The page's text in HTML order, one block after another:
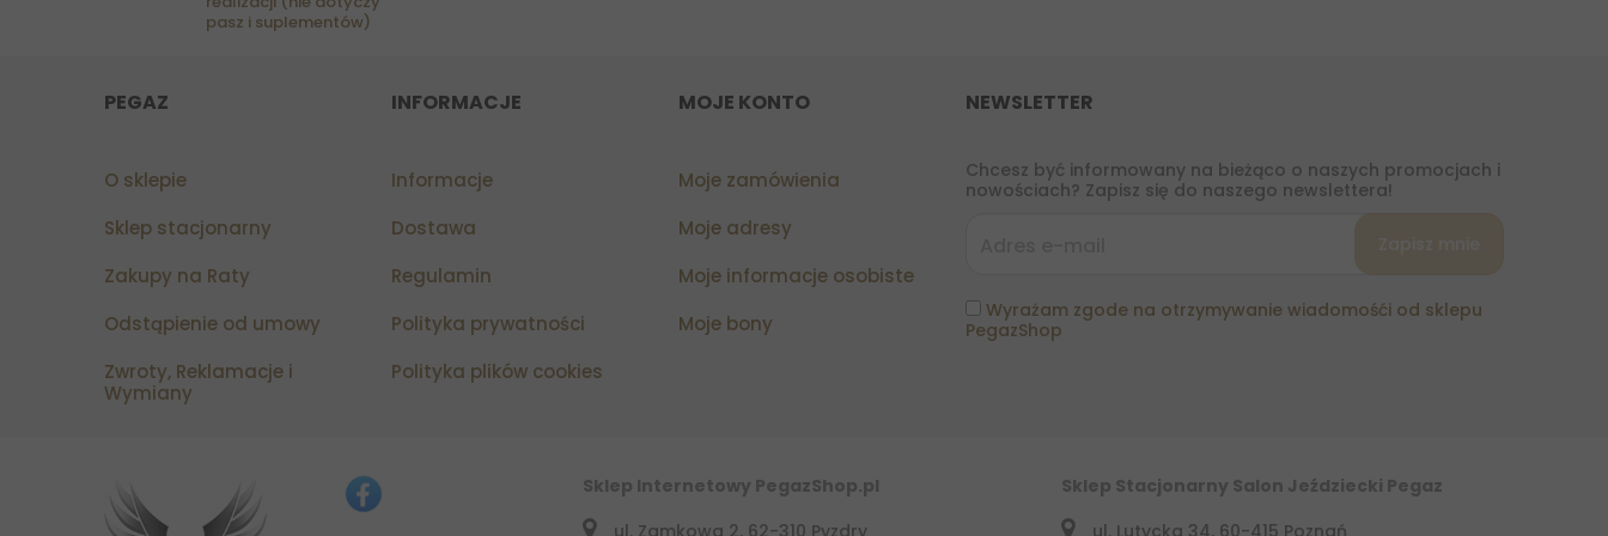
pasz i suplementów)
PEGAZ
O sklepie
Sklep stacjonarny
Zakupy na Raty
Odstąpienie od umowy
Zwroty, Reklamacje i
Wymiany
INFORMACJE
Informacje
Dostawa
Regulamin
Polityka prywatności
Polityka plików cookies
MOJE KONTO
Moje zamówienia
Moje adresy
Moje informacje osobiste
Moje bony
NEWSLETTER
Chcesz być informowany na bieżąco o naszych promocjach i
nowościach? Zapisz się do naszego newslettera!
Wyrażam zgode na otrzymywanie wiadomośći od sklepu
PegazShop
Sklep Internetowy PegazShop.pl
Sklep Stacjonarny Salon Jeździecki Pegaz